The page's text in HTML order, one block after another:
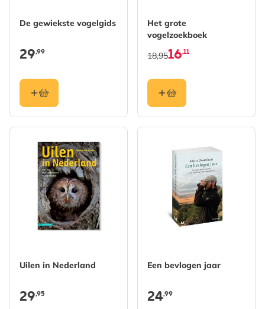
De gewiekste vogelgids
29,99
Het grote
vogelzoekboek
16,11
18,95
Uilen in Nederland
29,95
Een bevlogen jaar
24,99